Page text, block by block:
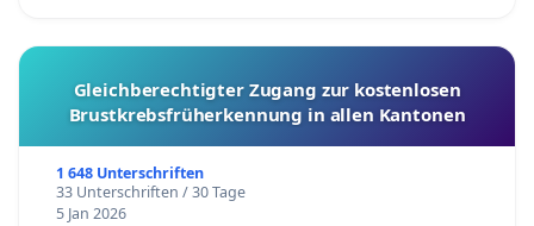
Gleichberechtigter Zugang zur kostenlosen
Brustkrebsfrüherkennung in allen Kantonen
1 648 Unterschriften
33 Unterschriften / 30 Tage
5 Jan 2026